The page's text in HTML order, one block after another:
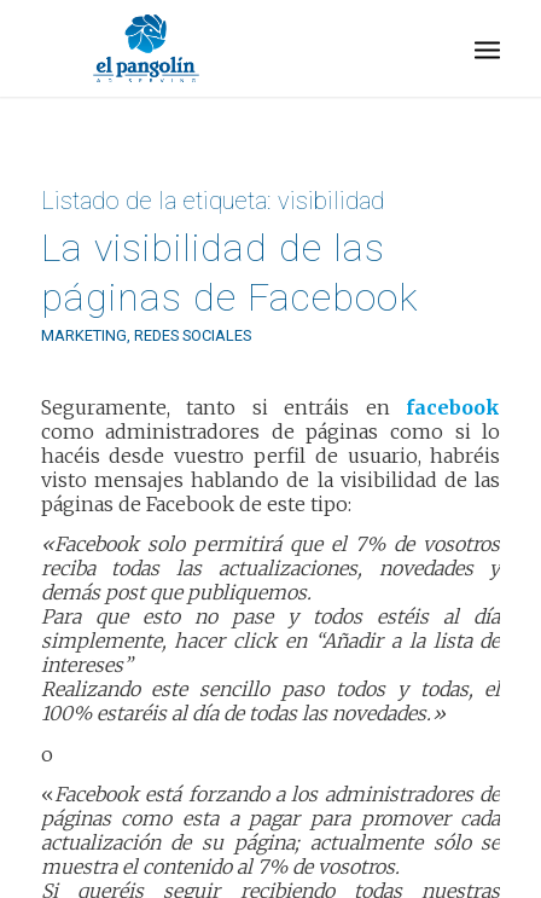
Listado de la etiqueta: visibilidad
La visibilidad de las
páginas de Facebook
MARKETING, REDES SOCIALES
Seguramente, tanto si entráis en facebook
como administradores de páginas como si lo
hacéis desde vuestro perfil de usuario, habréis
visto mensajes hablando de la visibilidad de las
páginas de Facebook de este tipo:
«Facebook solo permitirá que el 7% de vosotros
reciba todas las actualizaciones, novedades y
demás post que publiquemos.
Para que esto no pase y todos estéis al día
simplemente, hacer click en “Añadir a la lista de
intereses”
Realizando este sencillo paso todos y todas, el
100% estaréis al día de todas las novedades.»
o
«Facebook está forzando a los administradores de
páginas como esta a pagar para promover cada
actualización de su página; actualmente sólo se
muestra el contenido al 7% de vosotros.
Si queréis seguir recibiendo todas nuestras